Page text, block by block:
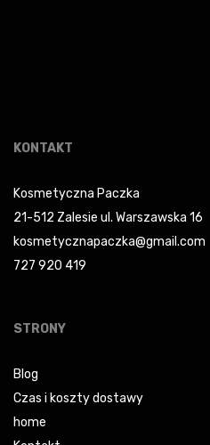
KONTAKT
Kosmetyczna Paczka
21-512 Zalesie ul. Warszawska 16
kosmetycznapaczka@gmail.com
727 920 419
STRONY
Blog
Czas i koszty dostawy
home